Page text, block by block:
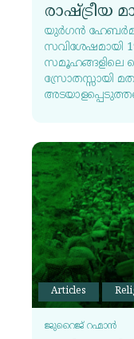
രാഷ്ട്രീയ
യുർഗൻ
സവിശേഷമായി
സമൂഹങ്ങളിലെ
സ്രോതസ്സായി
Articles
ജുറൈജ് റഹ്മാൻ